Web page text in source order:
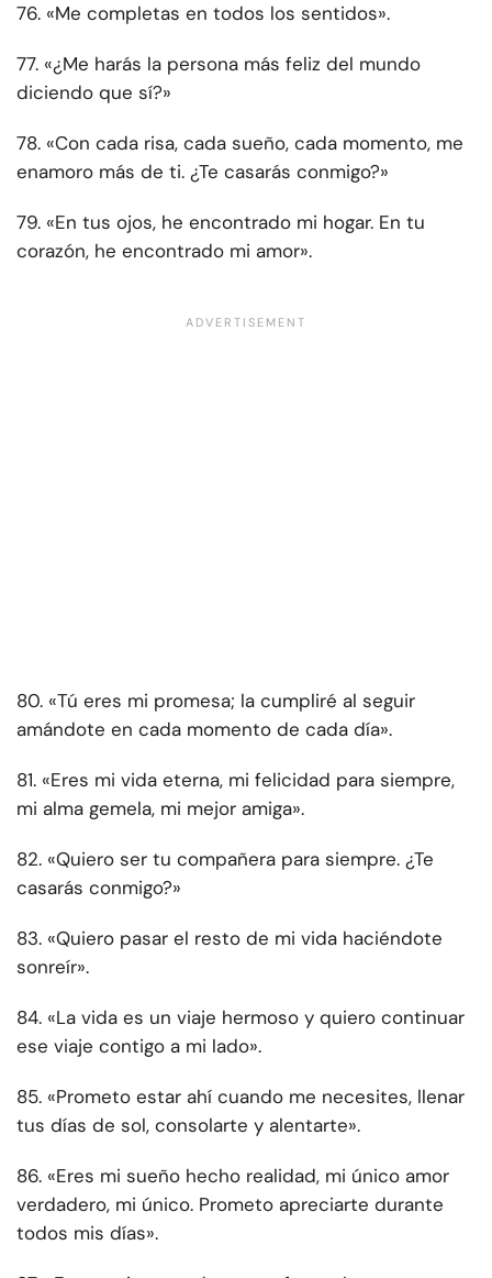
76. «Me completas en todos los sentidos».
77. «¿Me harás la persona más feliz del mundo
diciendo que sí?»
78. «Con cada risa, cada sueño, cada momento, me
enamoro más de ti. ¿Te casarás conmigo?»
79. «En tus ojos, he encontrado mi hogar. En tu
corazón, he encontrado mi amor».
80. «Tú eres mi promesa; la cumpliré al seguir
amándote en cada momento de cada día».
81. «Eres mi vida eterna, mi felicidad para siempre,
mi alma gemela, mi mejor amiga».
82. «Quiero ser tu compañera para siempre. ¿Te
casarás conmigo?»
83. «Quiero pasar el resto de mi vida haciéndote
sonreír».
84. «La vida es un viaje hermoso y quiero continuar
ese viaje contigo a mi lado».
85. «Prometo estar ahí cuando me necesites, llenar
tus días de sol, consolarte y alentarte».
86. «Eres mi sueño hecho realidad, mi único amor
verdadero, mi único. Prometo apreciarte durante
todos mis días».